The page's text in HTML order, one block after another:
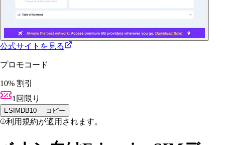
公式サイトを見る
プロモコード
10% 割引
1回限り
ESIMDB10 コピー
利用規約が適用されます。